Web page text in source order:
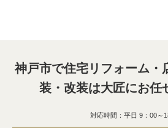
神戸市で住宅リフォーム・
装・改装は大匠にお任
対応時間：平日 9：00～